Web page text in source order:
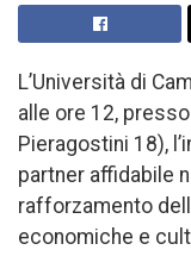
L’Università di
alle ore 12,
Pieragostini 18),
partner affidabile
rafforzamento
economiche e